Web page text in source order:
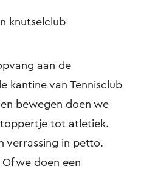
knutselclub
aan de
kantine van Tennisclub
bewegen doen we
tot atletiek.
verrassing in petto.
we doen een